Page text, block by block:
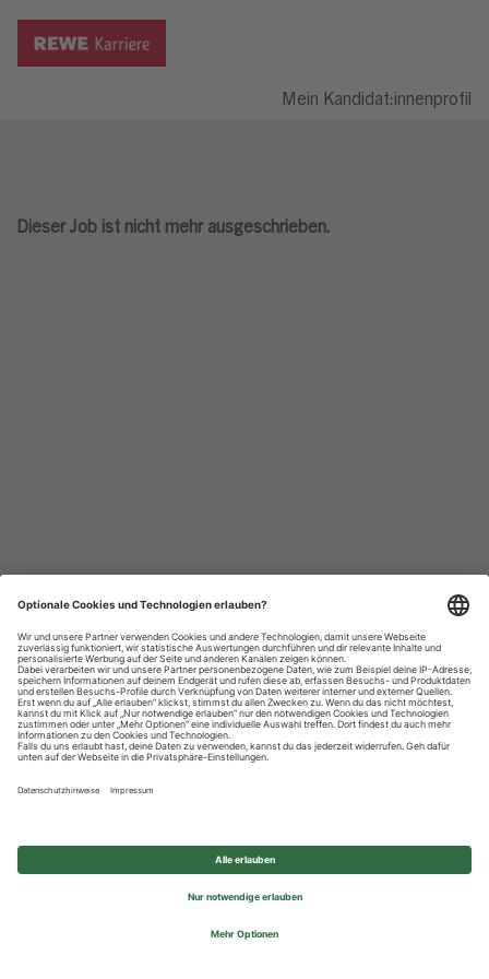
Mein Kandidat:innenprofil
Dieser Job ist nicht mehr ausgeschrieben.
Datenschutzhinweise
Impressum
Privatsphäre-Einstellungen
© 2026 REWE Group - All rights reserved